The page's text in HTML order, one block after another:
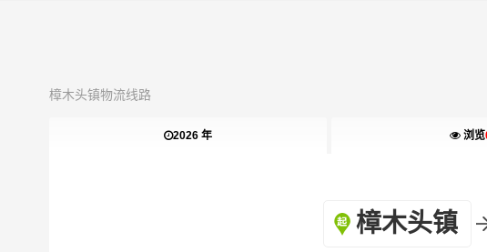
樟木头镇物流线路
2026 年 浏览
樟木头镇